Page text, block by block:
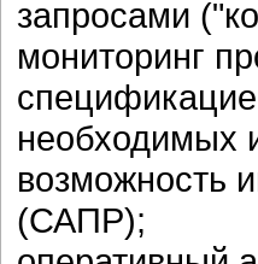
запросами
мониторинг
необходимых
возможность
(САПР);